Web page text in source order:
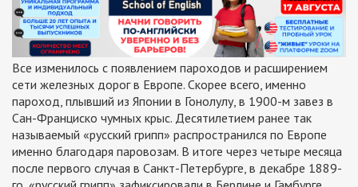
Все изменилось с появлением пароходов и расширением
сети железных дорог в Европе. Скорее всего, именно
пароход, плывший из Японии в Гонолулу, в 1900-м завез в
Сан-Франциско чумных крыс. Десятилетием ранее так
называемый «русский грипп» распространился по Европе
именно благодаря паровозам. В итоге через четыре месяца
после первого случая в Санкт-Петербурге, в декабре 1889-